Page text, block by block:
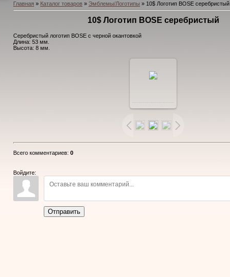
Главная » Каталог товаров » Эмблемы/Логотипы » 10$ Логотип BOSE серебристый
10$ Логотип BOSE серебристый
Серебристый логотип BOSE с черной окантовкой
Длина: 53 мм.
Высота: 8 мм.
Всего комментариев: 0
Войдите:
Отправить